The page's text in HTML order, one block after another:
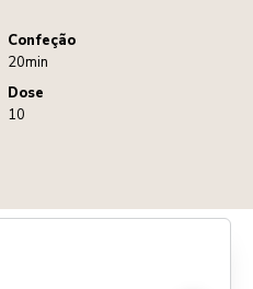
Confeção
20min
Dose
10